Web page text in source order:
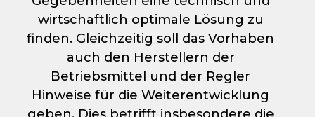
wirtschaftlich optimale Lösung zu
finden. Gleichzeitig soll das Vorhaben
auch den Herstellern der
Betriebsmittel und der Regler
Hinweise für die Weiterentwicklung
geben. Dies betrifft insbesondere die